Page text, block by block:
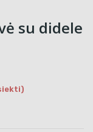
su didele